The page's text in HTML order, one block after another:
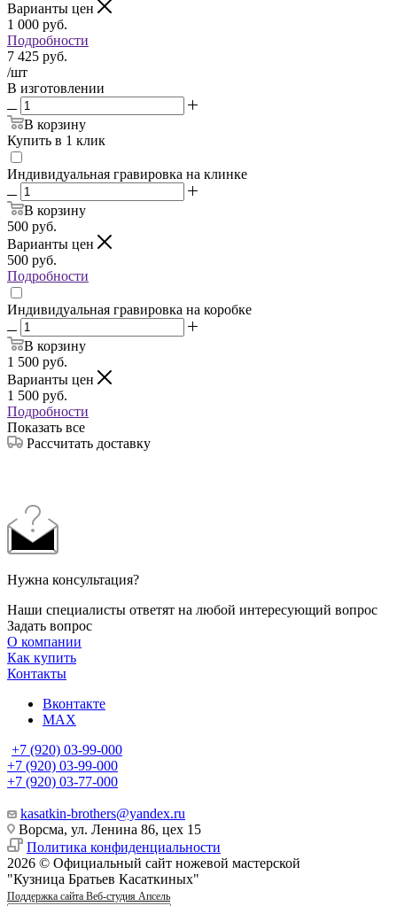
Варианты цен
1 000 руб.
Подробности
7 425 руб.
/шт
В изготовлении
В корзину
Купить в 1 клик
Индивидуальная гравировка на клинке
В корзину
500 руб.
Варианты цен
500 руб.
Подробности
Индивидуальная гравировка на коробке
В корзину
1 500 руб.
Варианты цен
1 500 руб.
Подробности
Показать все
Рассчитать доставку
Нужна консультация?
Наши специалисты ответят на любой интересующий вопрос
Задать вопрос
О компании
Как купить
Контакты
Вконтакте
MAX
+7 (920) 03-99-000
+7 (920) 03-99-000
+7 (920) 03-77-000
kasatkin-brothers@yandex.ru
Ворсма, ул. Ленина 86, цех 15
Политика конфиденциальности
2026 © Официальный сайт ножевой мастерской
"Кузница Братьев Касаткиных"
Поддержка сайта Веб-студия Апсель